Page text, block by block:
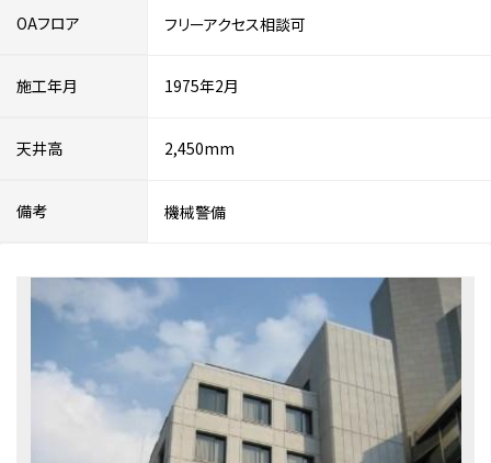
OAフロア フリーアクセス相談可
施工年月 1975年2月
天井高 2,450mm
備考 機械警備